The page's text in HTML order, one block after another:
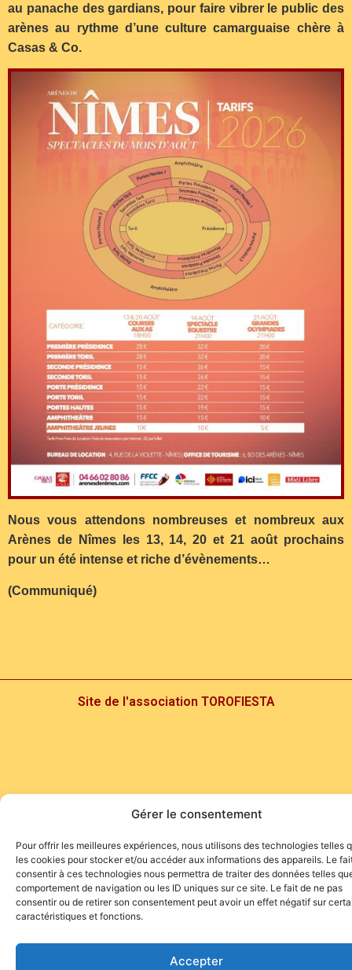
Gérer le consentement
Pour offrir les meilleures expériences, nous utilisons des technologies telles
les cookies pour stocker et/ou accéder aux informations des appareils. Le
consentir à ces technologies nous permettra de traiter des données telles
comportement de navigation ou les ID uniques sur ce site. Le fait de ne pas
consentir ou de retirer son consentement peut avoir un effet négatif sur
caractéristiques et fonctions.
Accepter
au panache des gardians, pour faire vibrer le public des
arènes au rythme d’une culture camarguaise chère à
Casas & Co.
Nous vous attendons nombreuses et nombreux aux
Arènes de Nîmes les 13, 14, 20 et 21 août prochains
pour un été intense et riche d’évènements…
(Communiqué)
Site de l'association TOROFIESTA